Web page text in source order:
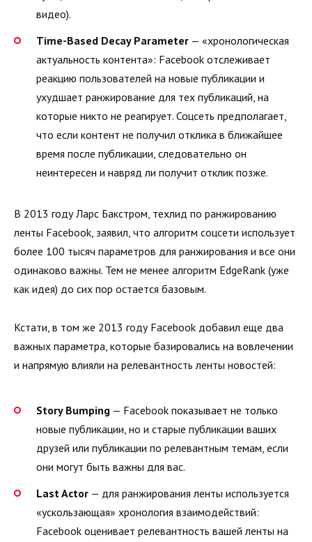
видео).
Time-Based Decay Parameter — «хронологическая
актуальность контента»: Facebook отслеживает
реакцию пользователей на новые публикации и
ухудшает ранжирование для тех публикаций, на
которые никто не реагирует. Соцсеть предполагает,
что если контент не получил отклика в ближайшее
время после публикации, следовательно он
неинтересен и навряд ли получит отклик позже.
В 2013 году Ларс Бакстром, техлид по ранжированию
ленты Facebook, заявил, что алгоритм соцсети использует
более 100 тысяч параметров для ранжирования и все они
одинаково важны. Тем не менее алгоритм EdgeRank (уже
как идея) до сих пор остается базовым.
Кстати, в том же 2013 году Facebook добавил еще два
важных параметра, которые базировались на вовлечении
и напрямую влияли на релевантность ленты новостей:
Story Bumping — Facebook показывает не только
новые публикации, но и старые публикации ваших
друзей или публикации по релевантным темам, если
они могут быть важны для вас.
Last Actor — для ранжирования ленты используется
«ускользающая» хронология взаимодействий:
Facebook оценивает релевантность вашей ленты на